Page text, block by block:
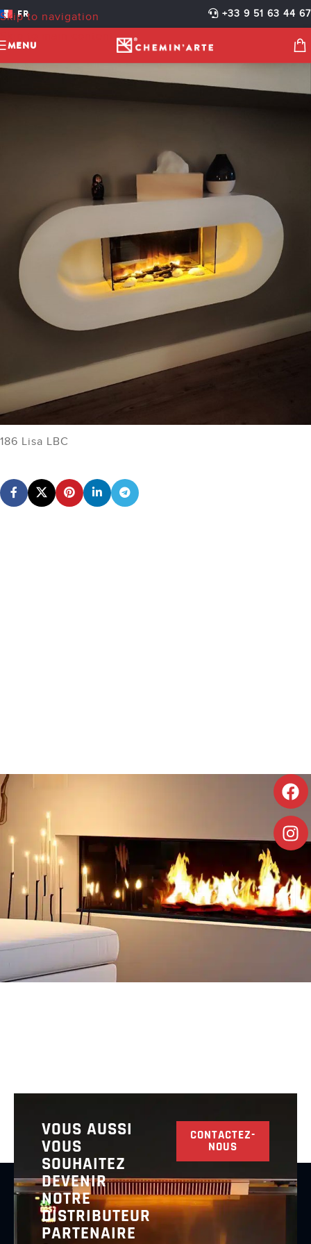
Skip to navigation
FR +33 9 51 63 44 67
MENU
186 LISA LBC
186 Lisa LBC
VOUS AUSSI
VOUS
SOUHAITEZ
DEVENIR
NOTRE
DISTRIBUTEUR
PARTENAIRE
CONTACTEZ-
NOUS